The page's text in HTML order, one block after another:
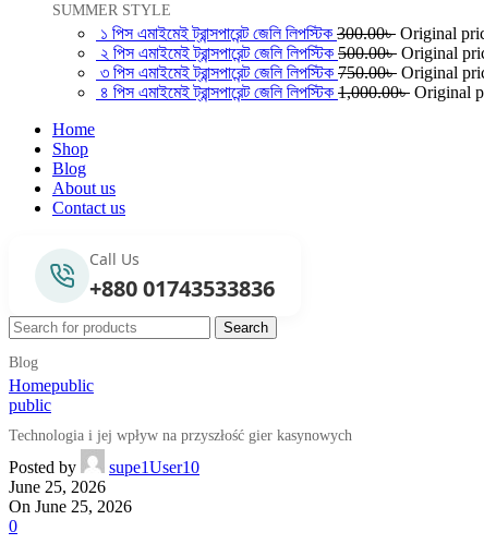
SUMMER STYLE
১ পিস এমাইমেই ট্রান্সপারেন্ট জেলি লিপস্টিক 300.00৳ Original
২ পিস এমাইমেই ট্রান্সপারেন্ট জেলি লিপস্টিক 500.00৳ Original
৩ পিস এমাইমেই ট্রান্সপারেন্ট জেলি লিপস্টিক 750.00৳ Original
৪ পিস এমাইমেই ট্রান্সপারেন্ট জেলি লিপস্টিক 1,000.00৳ Original
Home
Shop
Blog
About us
Contact us
Call Us
+880 01743533836
Search
Blog
Homepublic
public
Technologia i jej wpływ na przyszłość gier kasynowych
Posted by
supe1User10
June 25, 2026
On June 25, 2026
0